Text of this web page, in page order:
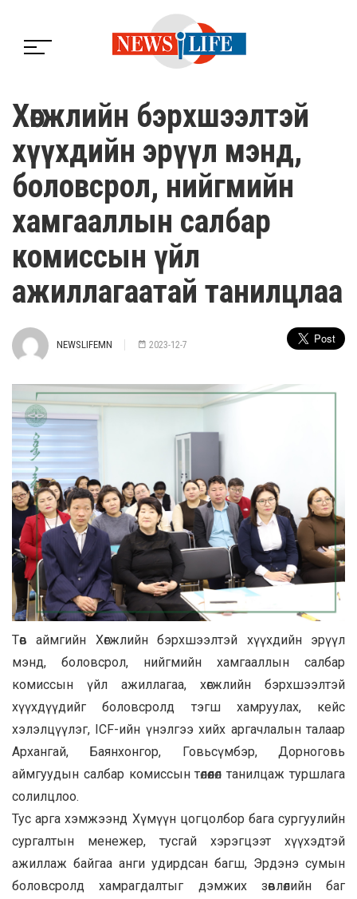
Хөгжлийн бэрхшээлтэй
хүүхдийн эрүүл мэнд,
боловсрол, нийгмийн
хамгааллын салбар
комиссын үйл
ажиллагаатай танилцлаа
NEWSLIFEMN 2023-12-7
Төв аймгийн Хөгжлийн бэрхшээлтэй хүүхдийн эрүүл
мэнд, боловсрол, нийгмийн хамгааллын салбар
комиссын үйл ажиллагаа, хөгжлийн бэрхшээлтэй
хүүхдүүдийг боловсролд тэгш хамруулах, кейс
хэлэлцүүлэг, ICF-ийн үнэлгээ хийх аргачлалын талаар
Архангай, Баянхонгор, Говьсүмбэр, Дорноговь
аймгуудын салбар комиссын төлөөлөл танилцаж туршлага
солилцлоо.
Тус арга хэмжээнд Хүмүүн цогцолбор бага сургуулийн
сургалтын менежер, тусгай хэрэгцээт хүүхэдтэй
ажиллаж байгаа анги удирдсан багш, Эрдэнэ сумын
боловсролд хамрагдалтыг дэмжих зөвлөлийн баг